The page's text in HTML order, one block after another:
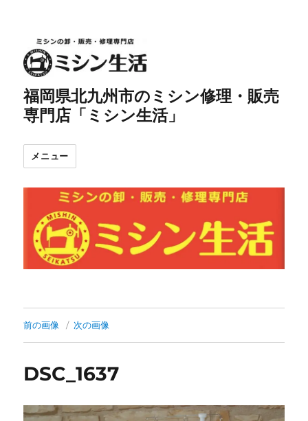
福岡県北九州市のミシン修理・販売
専門店「ミシン生活」
メニュー
前の画像 次の画像
DSC_1637